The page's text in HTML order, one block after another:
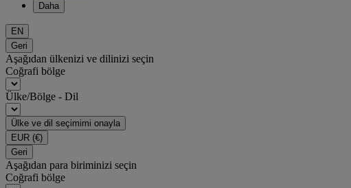
Daha
EN
Geri
Aşağıdan ülkenizi ve dilinizi seçin
Coğrafi bölge
Ülke/Bölge - Dil
Ülke ve dil seçimimi onayla
EUR (€)
Geri
Aşağıdan para biriminizi seçin
Coğrafi bölge